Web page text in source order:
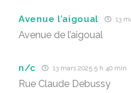
Avenue l’aigoual 13
Avenue de l’aigoual
n/c 13 mars 2025 5 h 40 min
Rue Claude Debussy